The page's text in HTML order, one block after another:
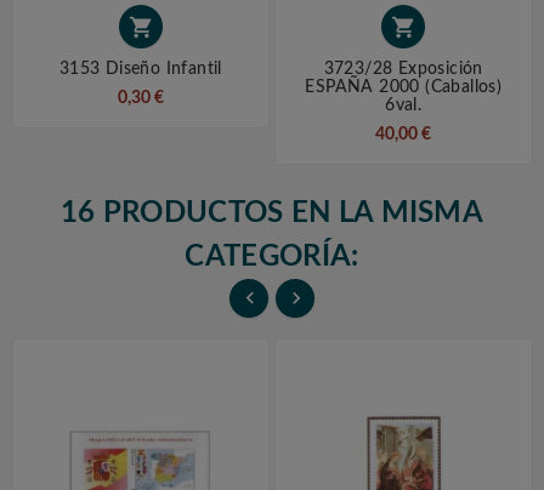

3153 Diseño Infantil
0,30 €

3723/28 Exposición
ESPAÑA 2000 (caballos)
6val.
40,00 €
16 PRODUCTOS EN LA MISMA
CATEGORÍA:
 